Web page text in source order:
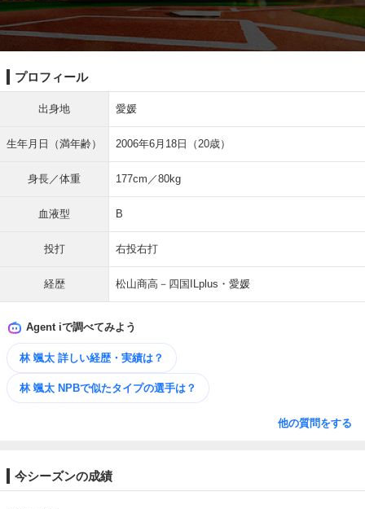
プロフィール
出身地 愛媛
生年月日（満年齢） 2006年6月18日（20歳）
身長／体重 177cm／80kg
血液型 B
投打 右投右打
経歴 松山商高－四国ILplus・愛媛
Agent iで調べてみよう
林 颯太 詳しい経歴・実績は？
林 颯太 NPBで似たタイプの選手は？
他の質問をする
今シーズンの成績